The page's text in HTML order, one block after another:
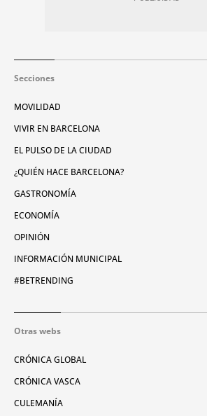
Secciones
MOVILIDAD
VIVIR EN BARCELONA
EL PULSO DE LA CIUDAD
¿QUIÉN HACE BARCELONA?
GASTRONOMÍA
ECONOMÍA
OPINIÓN
INFORMACIÓN MUNICIPAL
#BETRENDING
Otras webs
CRÓNICA GLOBAL
CRÓNICA VASCA
CULEMANÍA